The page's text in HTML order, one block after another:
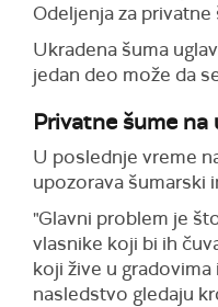
Odeljenja za
Ukradena šuma
jedan deo može da
Privatne šume na
U poslednje vreme
upozorava šumarski
"Glavni problem je
vlasnike koji bi ih
koji žive u
nasledstvo gledaju